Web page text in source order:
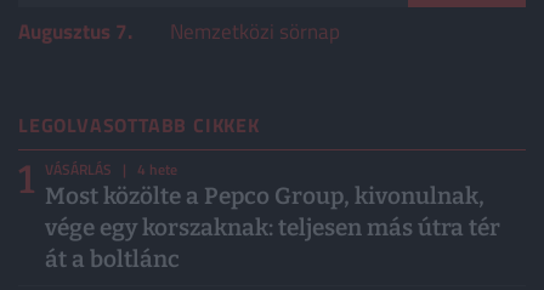
Augusztus 7. Nemzetközi sörnap
LEGOLVASOTTABB CIKKEK
1 VÁSÁRLÁS | 4 hete
Most közölte a Pepco Group, kivonulnak,
vége egy korszaknak: teljesen más útra tér
át a boltlánc